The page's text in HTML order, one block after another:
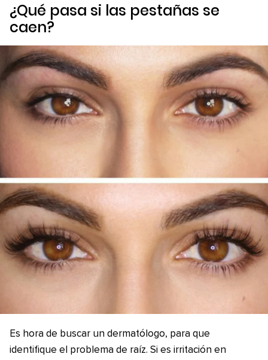
¿Qué pasa si las pestañas se
caen?
Es hora de buscar un dermatólogo, para que
identifique el problema de raíz. Si es irritación en